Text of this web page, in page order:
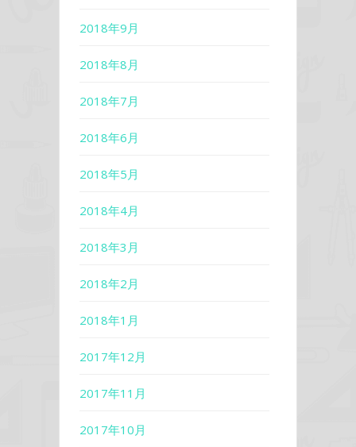
2018年9月
2018年8月
2018年7月
2018年6月
2018年5月
2018年4月
2018年3月
2018年2月
2018年1月
2017年12月
2017年11月
2017年10月